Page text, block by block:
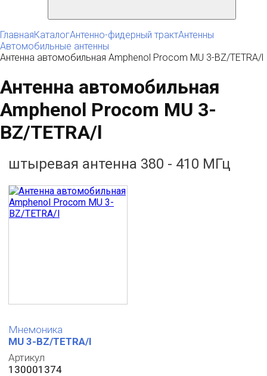
ГлавнаяКаталогАнтенно-фидерный трактАнтенны
Автомобильные антенны
Антенна автомобильная Amphenol Procom MU 3-BZ/TETRA/l
Антенна автомобильная
Amphenol Procom MU 3-
BZ/TETRA/l
штыревая антенна 380 - 410 МГц
Мнемоника
MU 3-BZ/TETRA/l
Артикул
130001374